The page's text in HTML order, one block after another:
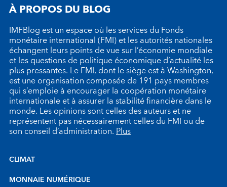
À PROPOS DU BLOG
IMFBlog est un espace où les services du Fonds
monétaire international (FMI) et les autorités nationales
échangent leurs points de vue sur l’économie mondiale
et les questions de politique économique d’actualité les
plus pressantes. Le FMI, dont le siège est à Washington,
est une organisation composée de 191 pays membres
qui s’emploie à encourager la coopération monétaire
internationale et à assurer la stabilité financière dans le
monde. Les opinions sont celles des auteurs et ne
représentent pas nécessairement celles du FMI ou de
son conseil d’administration.Plus
CLIMAT
MONNAIE NUMÉRIQUE